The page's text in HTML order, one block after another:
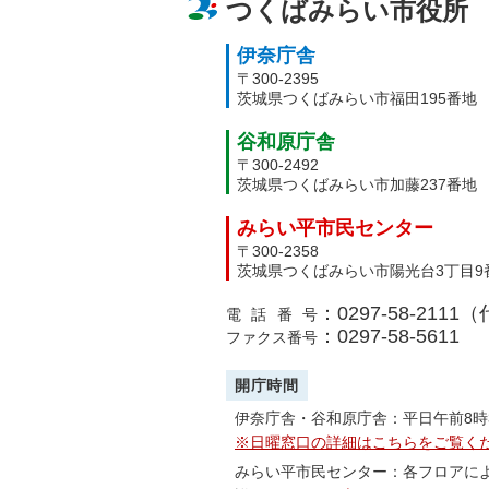
つくばみらい市役所
伊奈庁舎
〒300-2395
茨城県つくばみらい市福田195番地
谷和原庁舎
〒300-2492
茨城県つくばみらい市加藤237番地
みらい平市民センター
〒300-2358
茨城県つくばみらい市陽光台3丁目9
電話番号 ：0297-58-2111（
ファクス番号 ：0297-58-5611
開庁時間
伊奈庁舎・谷和原庁舎：平日午前8
※日曜窓口の詳細はこちらをご覧く
みらい平市民センター：各フロアに